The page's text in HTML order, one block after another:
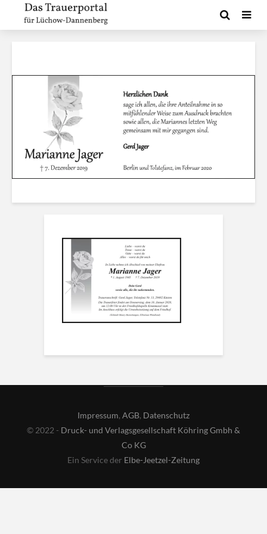
Impressum, AGB, Datenschutz
© 2022 - Druck- und Verlagsgesellschaft Köhring Gmbh &
Co KG
Ein Service der Elbe-Jeetzel-Zeitung